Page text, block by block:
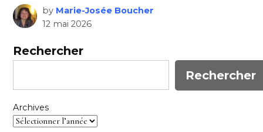
by Marie-Josée Boucher
12 mai 2026
Rechercher
Rechercher
Archives